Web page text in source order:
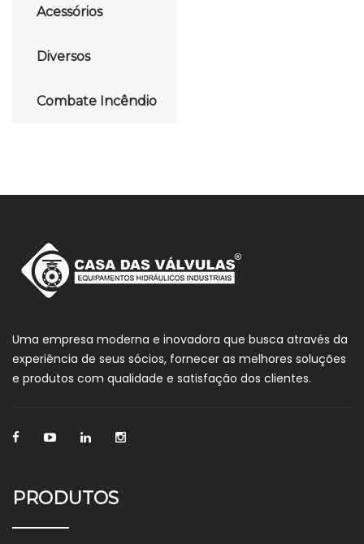
Acessórios
Diversos
Combate Incêndio
Uma empresa moderna e inovadora que busca através da
experiência de seus sócios, fornecer as melhores soluções
e produtos com qualidade e satisfação dos clientes.
PRODUTOS